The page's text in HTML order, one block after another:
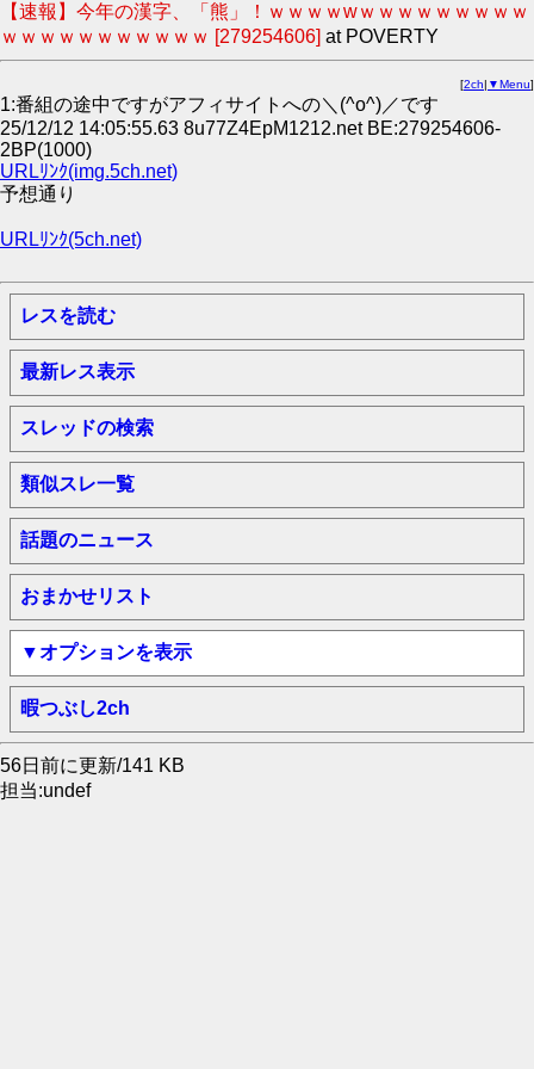
【速報】今年の漢字、「熊」！ｗｗｗｗwｗｗｗｗｗｗｗｗｗ
ｗｗｗｗｗｗｗｗｗｗｗ [279254606] at POVERTY
[2ch| ▼Menu]
1:番組の途中ですがアフィサイトへの＼(^o^)／です
25/12/12 14:05:55.63 8u77Z4EpM1212.net BE:279254606-
2BP(1000)
URLﾘﾝｸ(img.5ch.net)
予想通り
URLﾘﾝｸ(5ch.net)
レスを読む
最新レス表示
スレッドの検索
類似スレ一覧
話題のニュース
おまかせリスト
▼オプションを表示
暇つぶし2ch
56日前に更新/141 KB
担当:undef